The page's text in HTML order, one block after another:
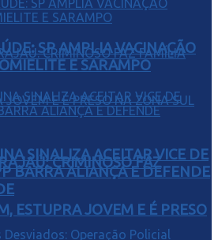
CRIMINOSO FAZ
ESTUPRA JOVEM E É PRESO
SP AMPLIA VACINAÇÃO
E SARAMPO
SINALIZA ACEITAR VICE DE
BARRA ALIANÇA E DEFENDE